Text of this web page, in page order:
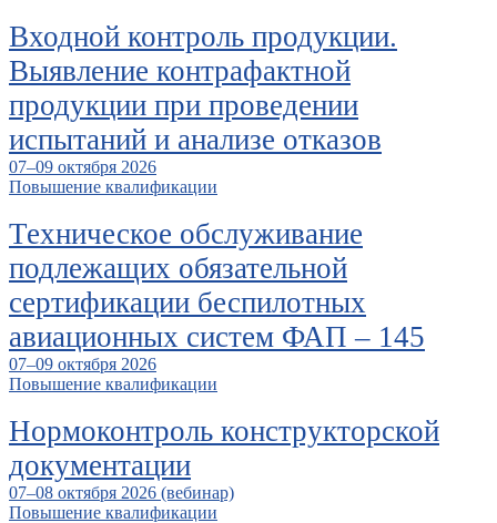
Входной контроль продукции.
Выявление контрафактной
продукции при проведении
испытаний и анализе отказов
07–09 октября 2026
Повышение квалификации
Техническое обслуживание
подлежащих обязательной
сертификации беспилотных
авиационных систем ФАП – 145
07–09 октября 2026
Повышение квалификации
Нормоконтроль конструкторской
документации
07–08 октября 2026 (вебинар)
Повышение квалификации